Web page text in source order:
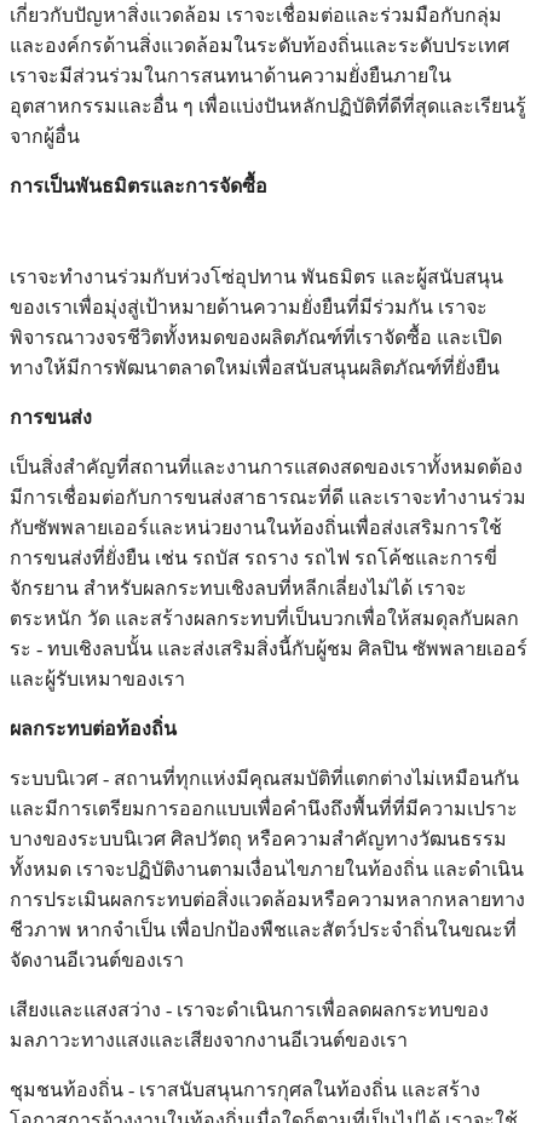
เกี่ยวกับปัญหาสิ่งแวดล้อม เราจะเชื่อมต่อและร่วมมือกับกลุ่ม
และองค์กรด้านสิ่งแวดล้อมในระดับท้องถิ่นและระดับประเทศ
เราจะมีส่วนร่วมในการสนทนาด้านความยั่งยืนภายใน
อุตสาหกรรมและอื่น ๆ เพื่อแบ่งปันหลักปฏิบัติที่ดีที่สุดและเรียนรู้
จากผู้อื่น
การเป็นพันธมิตรและการจัดซื้อ
เราจะทำงานร่วมกับห่วงโซ่อุปทาน พันธมิตร และผู้สนับสนุน
ของเราเพื่อมุ่งสู่เป้าหมายด้านความยั่งยืนที่มีร่วมกัน เราจะ
พิจารณาวงจรชีวิตทั้งหมดของผลิตภัณฑ์ที่เราจัดซื้อ และเปิด
ทางให้มีการพัฒนาตลาดใหม่เพื่อสนับสนุนผลิตภัณฑ์ที่ยั่งยืน
การขนส่ง
เป็นสิ่งสำคัญที่สถานที่และงานการแสดงสดของเราทั้งหมดต้อง
มีการเชื่อมต่อกับการขนส่งสาธารณะที่ดี และเราจะทำงานร่วม
กับซัพพลายเออร์และหน่วยงานในท้องถิ่นเพื่อส่งเสริมการใช้
การขนส่งที่ยั่งยืน เช่น รถบัส รถราง รถไฟ รถโค้ชและการขี่
จักรยาน สำหรับผลกระทบเชิงลบที่หลีกเลี่ยงไม่ได้ เราจะ
ตระหนัก วัด และสร้างผลกระทบที่เป็นบวกเพื่อให้สมดุลกับผลก
ระ - ทบเชิงลบนั้น และส่งเสริมสิ่งนี้กับผู้ชม ศิลปิน ซัพพลายเออร์
และผู้รับเหมาของเรา
ผลกระทบต่อท้องถิ่น
ระบบนิเวศ - สถานที่ทุกแห่งมีคุณสมบัติที่แตกต่างไม่เหมือนกัน
และมีการเตรียมการออกแบบเพื่อคำนึงถึงพื้นที่ที่มีความเปราะ
บางของระบบนิเวศ ศิลปวัตถุ หรือความสำคัญทางวัฒนธรรม
ทั้งหมด เราจะปฏิบัติงานตามเงื่อนไขภายในท้องถิ่น และดำเนิน
การประเมินผลกระทบต่อสิ่งแวดล้อมหรือความหลากหลายทาง
ชีวภาพ หากจำเป็น เพื่อปกป้องพืชและสัตว์ประจำถิ่นในขณะที่
จัดงานอีเวนต์ของเรา
เสียงและแสงสว่าง - เราจะดำเนินการเพื่อลดผลกระทบของ
มลภาวะทางแสงและเสียงจากงานอีเวนต์ของเรา
ชุมชนท้องถิ่น - เราสนับสนุนการกุศลในท้องถิ่น และสร้าง